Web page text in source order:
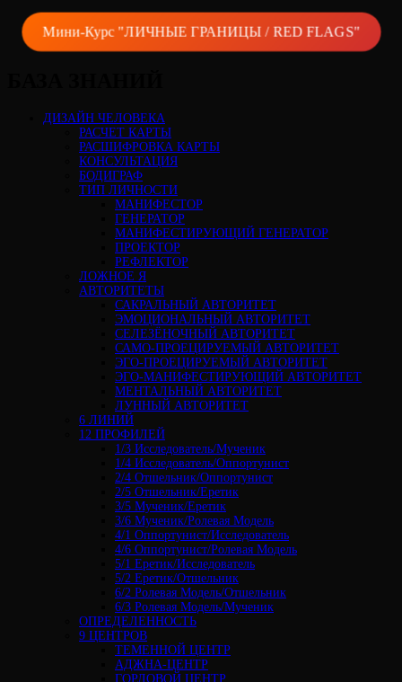
Мини-Курс "ЛИЧНЫЕ ГРАНИЦЫ / RED FLAGS"
ДИЗАЙН ЧЕЛОВЕКА
РАСЧЕТ КАРТЫ
РАСШИФРОВКА КАРТЫ
КОНСУЛЬТАЦИЯ
БОДИГРАФ
ТИП ЛИЧНОСТИ
МАНИФЕСТОР
ГЕНЕРАТОР
МАНИФЕСТИРУЮЩИЙ ГЕНЕРАТОР
ПРОЕКТОР
РЕФЛЕКТОР
ЛОЖНОЕ Я
АВТОРИТЕТЫ
САКРАЛЬНЫЙ АВТОРИТЕТ
ЭМОЦИОНАЛЬНЫЙ АВТОРИТЕТ
СЕЛЕЗЁНОЧНЫЙ АВТОРИТЕТ
САМО-ПРОЕЦИРУЕМЫЙ АВТОРИТЕТ
ЭГО-ПРОЕЦИРУЕМЫЙ АВТОРИТЕТ
ЭГО-МАНИФЕСТИРУЮЩИЙ АВТОРИТЕТ
МЕНТАЛЬНЫЙ АВТОРИТЕТ
ЛУННЫЙ АВТОРИТЕТ
6 ЛИНИЙ
12 ПРОФИЛЕЙ
1/3 Исследователь/Мученик
1/4 Исследователь/Оппортунист
2/4 Отшельник/Оппортунист
2/5 Отшельник/Еретик
3/5 Мученик/Еретик
3/6 Мученик/Ролевая Модель
4/1 Оппортунист/Исследователь
4/6 Оппортунист/Ролевая Модель
5/1 Еретик/Исследователь
5/2 Еретик/Отшельник
6/2 Ролевая Модель/Отшельник
6/3 Ролевая Модель/Мученик
ОПРЕДЕЛЕННОСТЬ
9 ЦЕНТРОВ
ТЕМЕННОЙ ЦЕНТР
АДЖНА-ЦЕНТР
ГОРЛОВОЙ ЦЕНТР